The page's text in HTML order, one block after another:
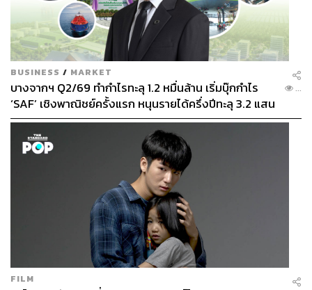
BUSINESS / MARKET
บางจากฯ Q2/69 ทำกำไรทะลุ 1.2 หมื่นล้าน เริ่มบุ๊กกำไร
‘SAF’ เชิงพาณิชย์ครั้งแรก หนุนรายได้ครึ่งปีทะลุ 3.2 แสน
ล้าน
...
FILM